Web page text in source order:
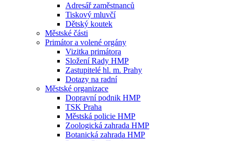
Adresář zaměstnanců
Tiskový mluvčí
Dětský koutek
Městské části
Primátor a volené orgány
Vizitka primátora
Složení Rady HMP
Zastupitelé hl. m. Prahy
Dotazy na radní
Městské organizace
Dopravní podnik HMP
TSK Praha
Městská policie HMP
Zoologická zahrada HMP
Botanická zahrada HMP